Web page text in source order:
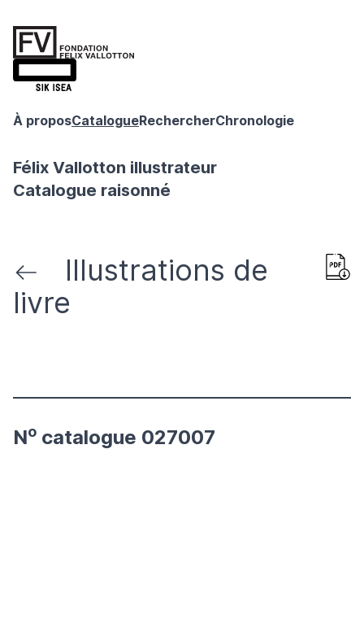
À proposCatalogueRechercherChronologie
Félix Vallotton illustrateur
Catalogue raisonné
Illustrations de
livre
No catalogue 027007